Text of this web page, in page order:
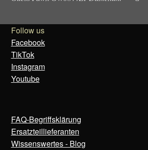
Follow us
Facebook
TikTok
Instagram
Youtube
FAQ-Begriffsklärung
Ersatzteillieferanten
Wissenswertes - Blog